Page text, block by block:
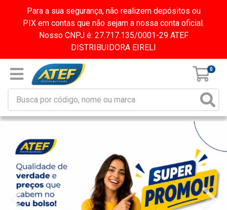
Para a sua segurança, não realizem depósitos ou
PIX em contas que não sejam a nossa conta oficial.
Nosso CNPJ é: 27.717.135/0001-29 ATEF
DISTRIBUIDORA EIRELI
0